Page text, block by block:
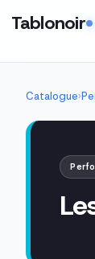
Tablonoir
Catalogue›